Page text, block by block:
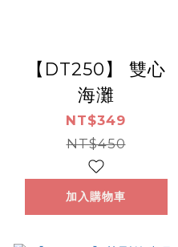
【DT250】 雙心
海灘
NT$349
NT$450
加入購物車